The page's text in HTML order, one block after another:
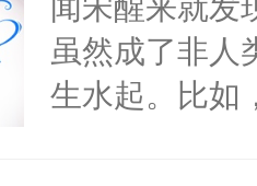
秋1v1双洁he
恳，受会恢复
笔，不喜左上
已亲密地要共
之又玄。他曾
他折腰。但景
闻宋醒来就发
虽然成了非人
生水起。比